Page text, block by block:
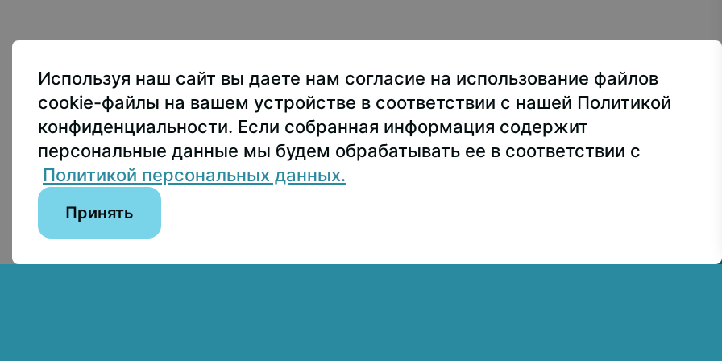
Используя наш сайт вы даете нам согласие на использование файлов
cookie-файлы на вашем устройстве в соответствии с нашей Политикой
конфиденциальности. Если собранная информация содержит
персональные данные мы будем обрабатывать ее в соответствии с
Политикой персональных данных.
Принять
по лицензии:
4.0 International
Приёмная ректора
+7 499 160-92-00
Приёмная комиссия +7 499 748-32-20
Пресс-служба +7 499 160-92-00 (доб. 1191)
Сведения об образовательной организации